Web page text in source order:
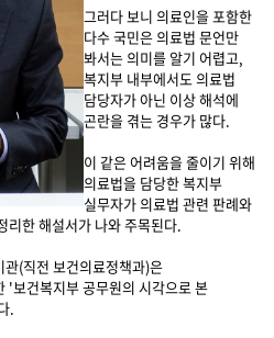
그러다 보니 의료인을 포함한
다수 국민은 의료법 문언만
봐서는 의미를 알기 어렵고,
복지부 내부에서도 의료법
담당자가 아닌 이상 해석에
곤란을 겪는 경우가 많다.
이 같은 어려움을 줄이기 위해
의료법을 담당한 복지부
실무자가 의료법 관련 판례와
리한 해설서가 나와 주목된다.
(직전 보건의료정책과)은
'보건복지부 공무원의 시각으로 본
.